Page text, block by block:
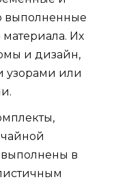
выполненные
материала. Их
и дизайн,
узорами или
выполнены в